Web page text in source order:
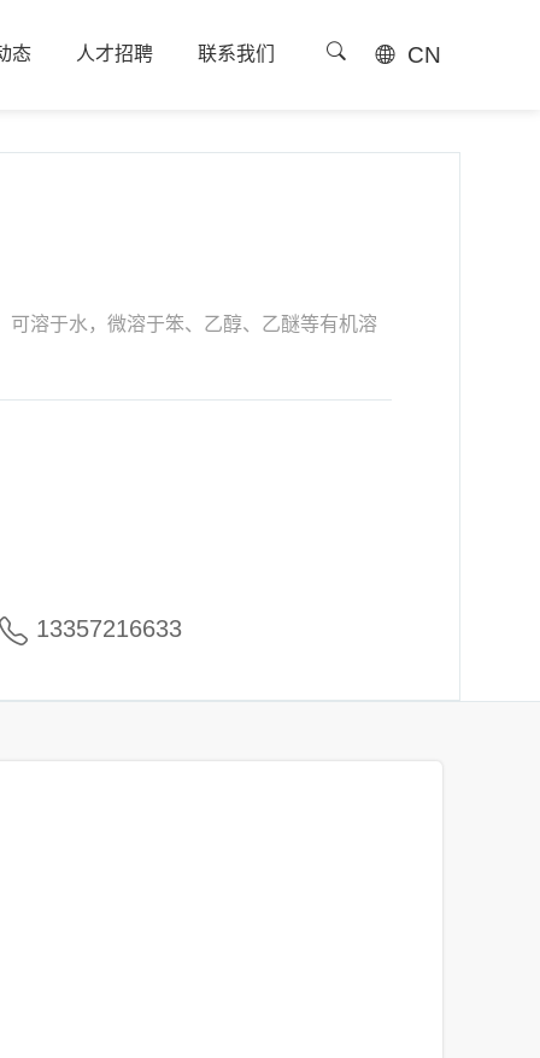
态 人才招聘 联系我们 CN
可溶于水，微溶于笨、乙醇、乙醚等有机溶
13357216633